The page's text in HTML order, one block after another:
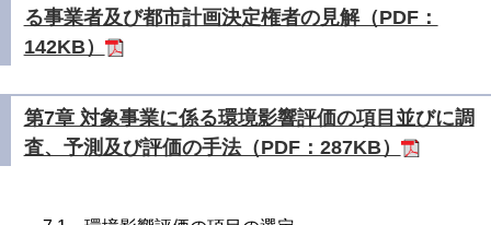
る事業者及び都市計画決定権者の見解（PDF：
142KB）
第7章 対象事業に係る環境影響評価の項目並びに調
査、予測及び評価の手法（PDF：287KB）